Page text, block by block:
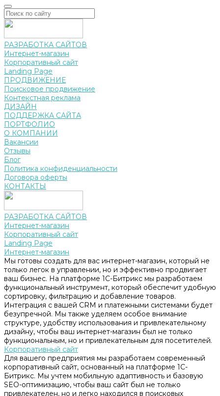
РАЗРАБОТКА САЙТОВ
Интернет-магазин
Корпоративный сайт
Landing Page
ПРОДВИЖЕНИЕ
Поисковое продвижение
Контекстная реклама
ДИЗАЙН
ПОДДЕРЖКА САЙТА
ПОРТФОЛИО
О КОМПАНИИ
Вакансии
Отзывы
Блог
Политика конфиденциальности
Договора оферты
КОНТАКТЫ
РАЗРАБОТКА САЙТОВ
Интернет-магазин
Корпоративный сайт
Landing Page
Интернет-магазин
Мы готовы создать для вас интернет-магазин, который не
только легок в управлении, но и эффективно продвигает
ваш бизнес. На платформе 1С-Битрикс мы разработаем
функциональный инструмент, который обеспечит удобную
сортировку, фильтрацию и добавление товаров.
Интеграция с вашей CRM и платежными системами будет
безупречной. Мы также уделяем особое внимание
структуре, удобству использования и привлекательному
дизайну, чтобы ваш интернет-магазин был не только
функциональным, но и привлекательным для посетителей.
Корпоративный сайт
Для вашего предприятия мы разработаем современный
корпоративный сайт, основанный на платформе 1С-
Битрикс. Мы учтем мобильную адаптивность и базовую
SEO-оптимизацию, чтобы ваш сайт был не только
привлекателен, но и легко находился в поисковых